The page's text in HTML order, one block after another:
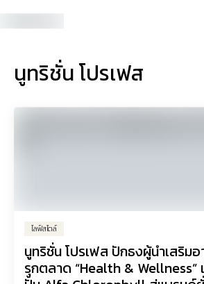
นูทริชั่น โปรเฟส
ไลฟ์สไตล์
นูทริชั่น โปรเฟส ปักธงผู้นำเสริม
รุกตลาด “Health &